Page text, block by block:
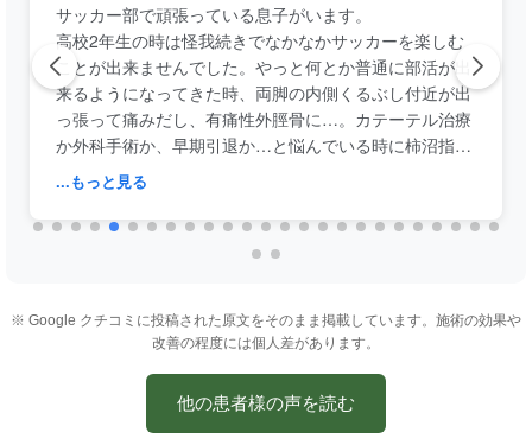
サッカー部で頑張っている息子がいます。
高校2年生の時は怪我続きでなかなかサッカーを楽しむ
ことが出来ませんでした。やっと何とか普通に部活が出
来るようになってきた時、両脚の内側くるぶし付近が出
っ張って痛みだし、有痛性外脛骨に…。カテーテル治療
か外科手術か、早期引退か…と悩んでいる時に柿沼指圧
整体院さんの筋膜マニピュレーションにたどり着きまし
た。
施術4回で有痛性が無くなり、さらにパフォーマンスも
調子が良い時に戻り、怪我もし難くなるという嬉しいオ
施術時の痛みはありますが、痛み=伸びしろがある、と
考え通っています。
先生方も穏やかでお話ししやすいですっ。
いつもありがとうございます。
母も肩腱板損傷でお世話になり、可動域が広がっていま
...もっと見る
※ Google クチコミに投稿された原文をそのまま掲載しています。施術の効果や
改善の程度には個人差があります。
他の患者様の声を読む